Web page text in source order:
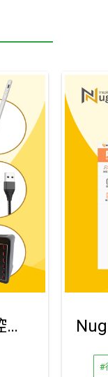
Nugens 2023 多功能觸控筆週邊充電收納箱
#